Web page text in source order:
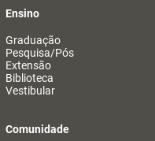
Ensino
Graduação
Pesquisa/Pós
Extensão
Biblioteca
Vestibular
Comunidade